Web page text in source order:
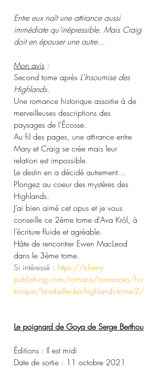
Entre eux naît une attirance aussi
immédiate qu’irrépressible. Mais Craig
doit en épouser une autre…
Mon avis :
Second tome après L'Insoumise des
Highlands.
Une romance historique assortie à de
merveilleuses descriptions des
paysages de l’Écosse.
Au fil des pages, une attirance entre
Mary et Craig se crée mais leur
relation est impossible.
Le destin en a décidé autrement…
Plongez au coeur des mystères des
Highlands.
J’ai bien aimé cet opus et je vous
conseille ce 2ème tome d’Ava Król, à
l’écriture fluide et agréable.
Hâte de rencontrer Ewen MacLeod
dans le 3ème tome.
Si intéressé : https://cherry-
publishing.com/romans/romances/his
torique/la-rebelle-des-highlands-tome-2/
Le poignard de Goya de Serge Berthou
Éditions : Il est midi
Date de sortie : 11 octobre 2021